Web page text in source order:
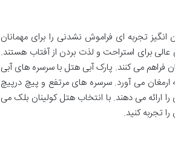
تجربه ای فراموش نشدنی را برای مهمانان
برای استراحت و لذت بردن از آفتاب هستند.
فراهم می کنند. پارک آبی هتل با سرسره های آبی
ارمغان می آورد. سرسره های مرتفع و پیچ درپیچ
می دهند. با انتخاب هتل کولینان بلک می
تجربه کنید.